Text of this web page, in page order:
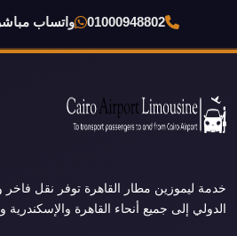
01000948802 واتساب مباشر
خدمة ليموزين مطار القاهرة توفر نقل فاخر
الدولي إلى جميع أنحاء القاهرة والإسكندرية